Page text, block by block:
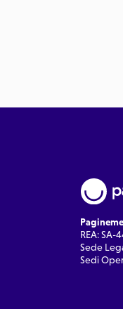
REA: SA-
Sede
Sedi